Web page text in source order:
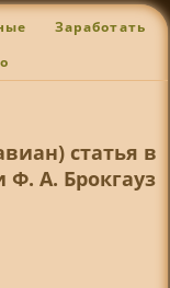
Заработать
статья в
А. Брокгауз